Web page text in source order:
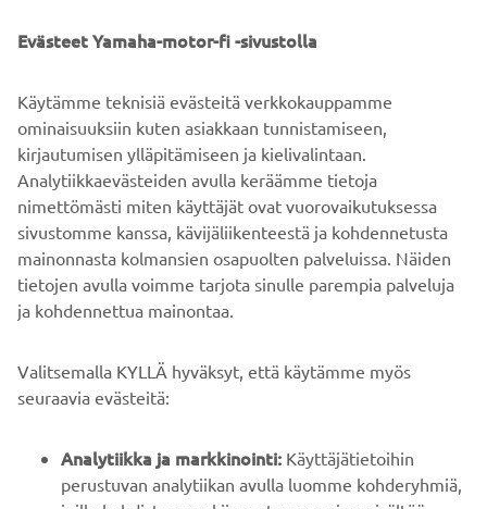
Yamaha Motor ottaa ensimmäisenä Japanissa
käyttöön vihreän alumiinin moottoripyörissä.
LUE LISÄÄ
B2B
YAMAHA MUUALLA
Evästeet Yamaha-motor-fi -sivustolla
Käytämme teknisiä evästeitä verkkokauppamme
ominaisuuksiin kuten asiakkaan tunnistamiseen,
kirjautumisen ylläpitämiseen ja kielivalintaan.
Analytiikkaevästeiden avulla keräämme tietoja
nimettömästi miten käyttäjät ovat vuorovaikutuksessa
sivustomme kanssa, kävijäliikenteestä ja kohdennetusta
mainonnasta kolmansien osapuolten palveluissa. Näiden
tietojen avulla voimme tarjota sinulle parempia palveluja
ja kohdennettua mainontaa.
Valitsemalla KYLLÄ hyväksyt, että käytämme myös
seuraavia evästeitä:
Analytiikka ja markkinointi: Käyttäjätietoihin
perustuvan analytiikan avulla luomme kohderyhmiä,